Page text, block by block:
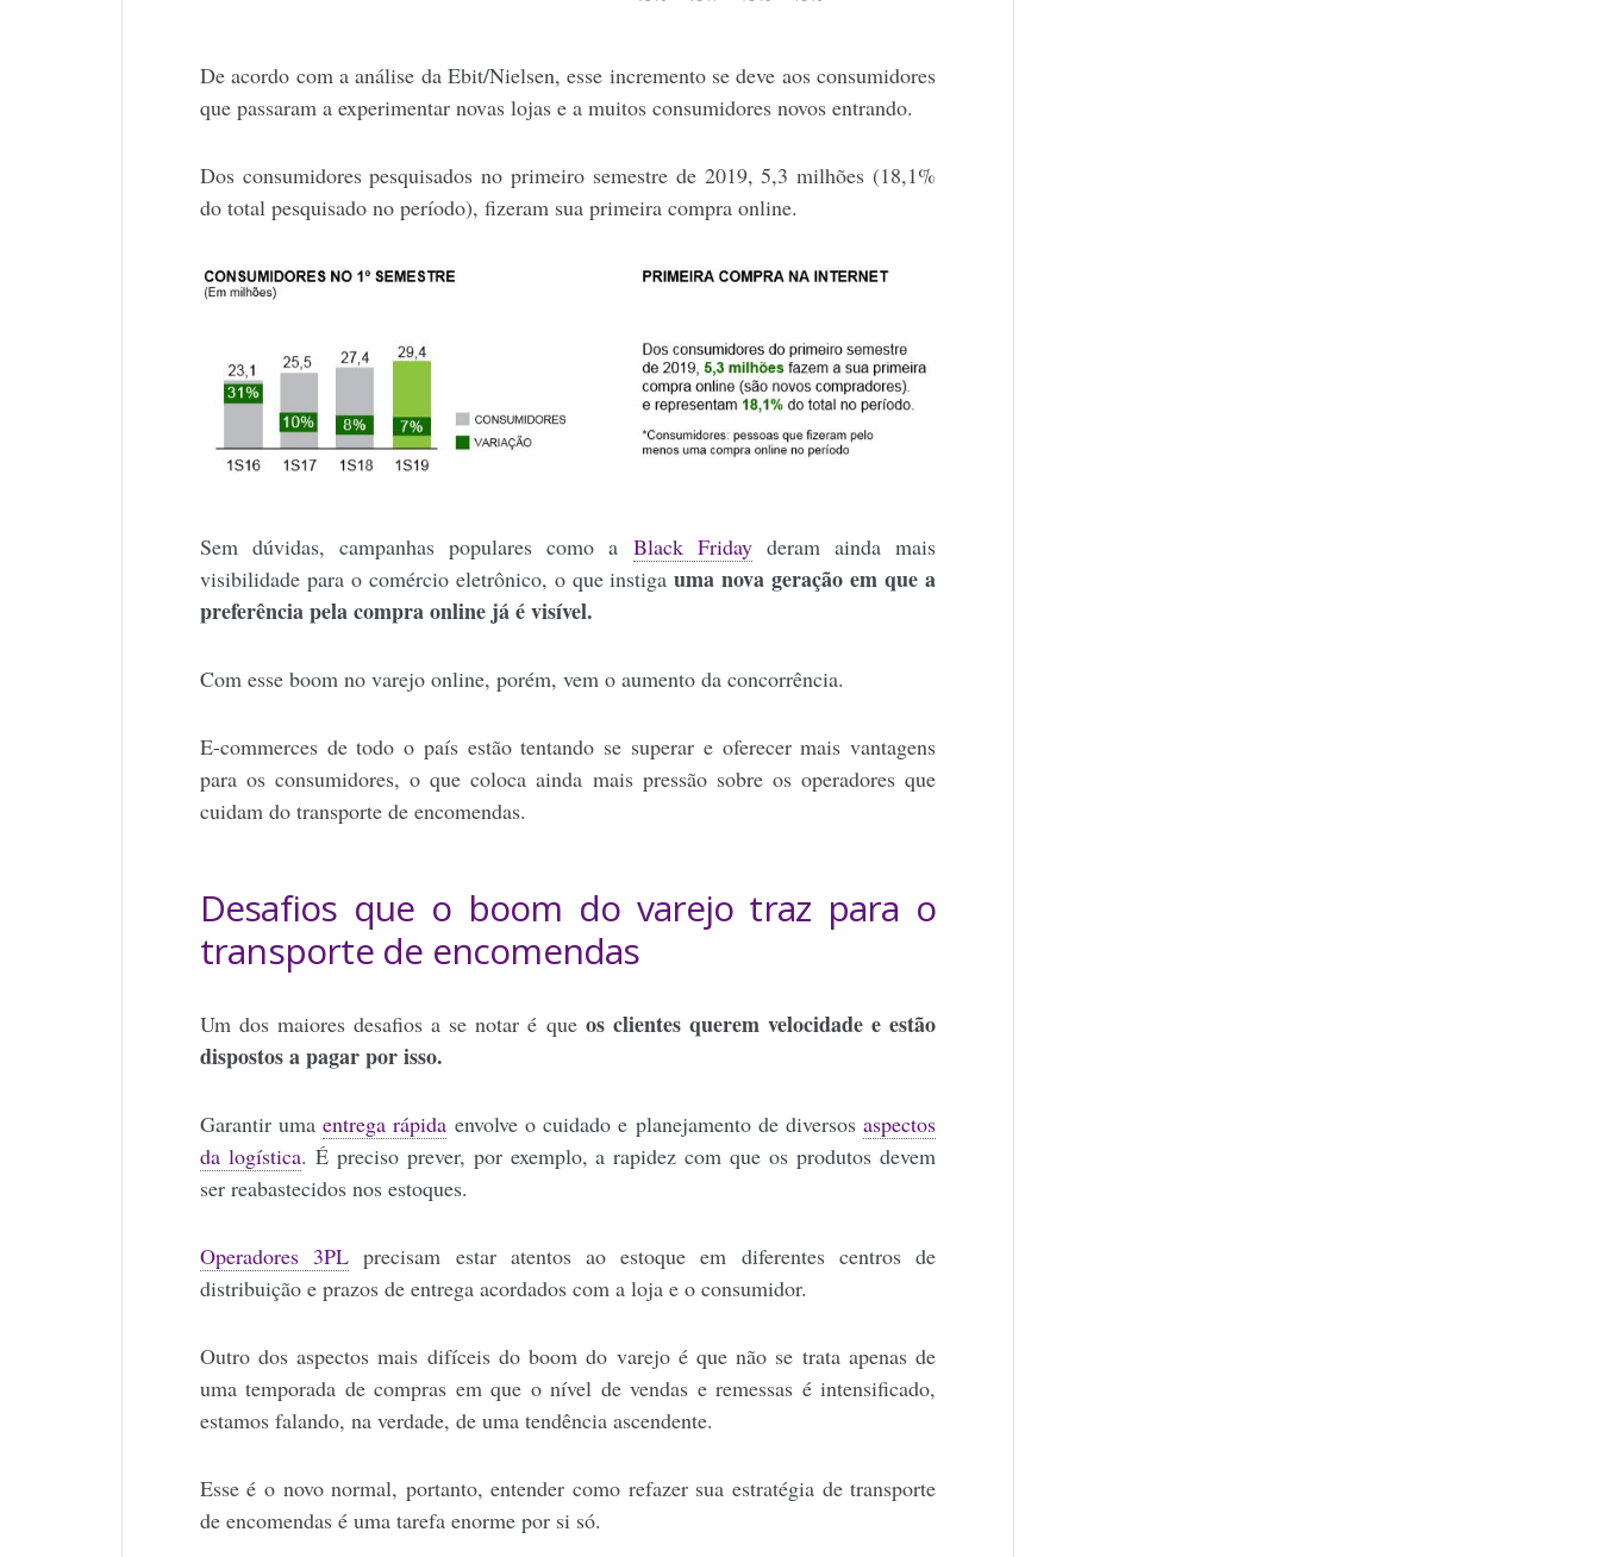
De acordo com a análise da Ebit/Nielsen, esse incremento se deve aos consumidores
que passaram a experimentar novas lojas e a muitos consumidores novos entrando.
Dos consumidores pesquisados no primeiro semestre de 2019, 5,3 milhões (18,1%
do total pesquisado no período), fizeram sua primeira compra online.
Sem dúvidas, campanhas populares como a Black Fridayderam ainda mais
visibilidade para o comércio eletrônico, o que instigauma nova geração em que a
preferência pela compra online já é visível.
Com esse boom no varejo online, porém, vem o aumento da concorrência.
E-commerces de todo o país estão tentando se superar e oferecer mais vantagens
para os consumidores, o que coloca ainda mais pressão sobre os operadores que
cuidam do transporte de encomendas.
Desafios que o boom do varejo traz para o
transporte de encomendas
Um dos maiores desafios a se notar é que os clientes querem velocidade e estão
dispostos a pagar por isso.
Garantir umaentrega rápida envolve o cuidado e planejamento de diversosaspectos
da logística. É preciso prever, por exemplo, a rapidez com que os produtos devem
ser reabastecidos nos estoques.
Operadores 3PL precisam estar atentos ao estoque em diferentes centros de
distribuição e prazos de entrega acordados com a loja e o consumidor.
Outro dos aspectos mais difíceis do boom do varejo é que não se trata apenas de
uma temporada de compras em que o nível de vendas e remessas é intensificado,
estamos falando, na verdade, de uma tendência ascendente.
Esse é o novo normal, portanto, entender como refazer sua estratégia de transporte
de encomendas é uma tarefa enorme por si só.